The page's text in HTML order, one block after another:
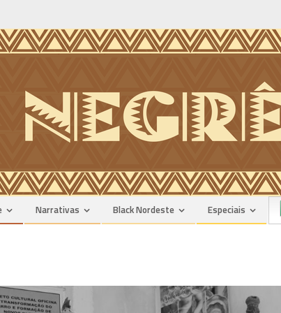
Narrativas Black Nordeste Especiais